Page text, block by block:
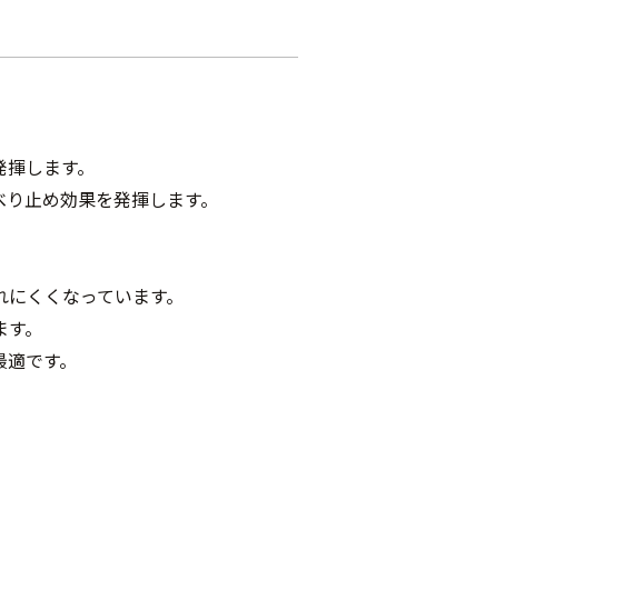
します。
止め効果を発揮します。
くくなっています。
。
です。